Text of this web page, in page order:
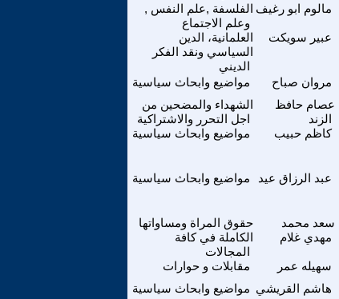
الفلسفة ,علم النفس ,
وعلم الاجتماع
مالوم ابو رغيف
العلمانية، الدين
السياسي ونقد الفكر
الديني
عبير سويكت
مواضيع وابحاث سياسية مروان صباح
الشهداء والمضحين من
اجل التحرر والاشتراكية
عصام حافظ
الزند
مواضيع وابحاث سياسية كاظم حبيب
مواضيع وابحاث سياسية عبد الرزاق عيد
حقوق المراة ومساواتها
الكاملة في كافة
المجالات
سعد محمد
مهدي غلام
مقابلات و حوارات سهيله عمر
مواضيع وابحاث سياسية هاشم القريشي